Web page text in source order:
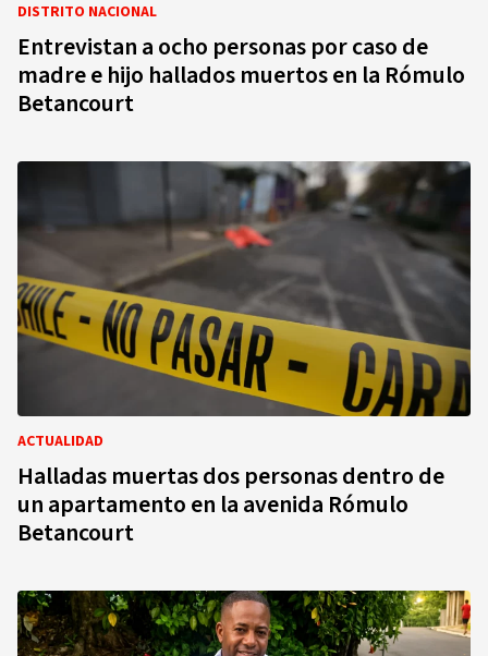
DISTRITO NACIONAL
Entrevistan a ocho personas por caso de
madre e hijo hallados muertos en la Rómulo
Betancourt
ACTUALIDAD
Halladas muertas dos personas dentro de
un apartamento en la avenida Rómulo
Betancourt